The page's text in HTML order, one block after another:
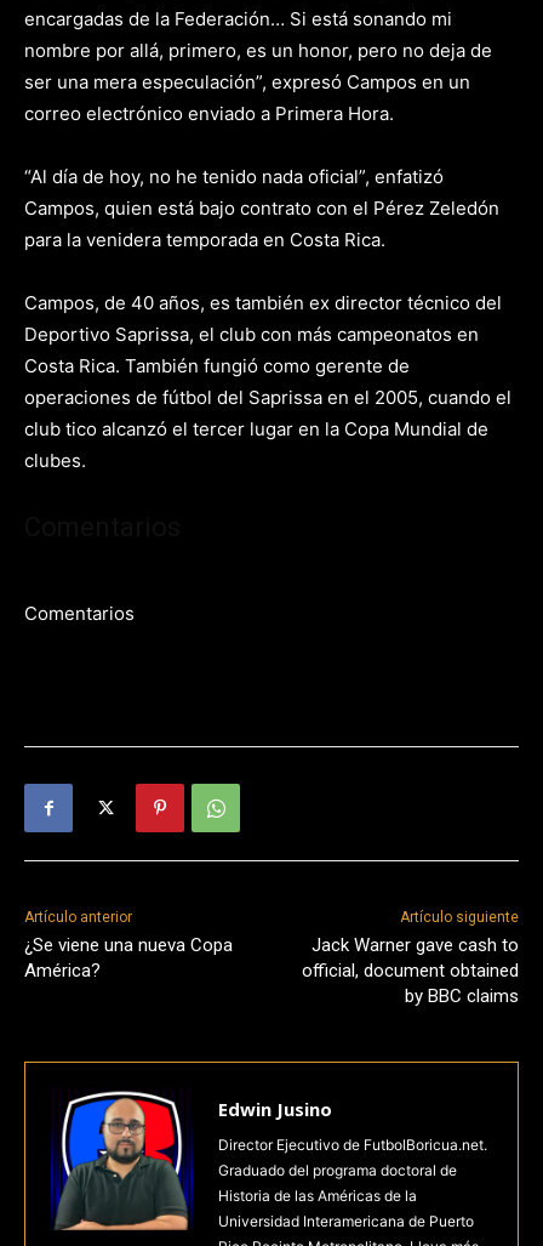
encargadas de la Federación… Si está sonando mi
nombre por allá, primero, es un honor, pero no deja de
ser una mera especulación”, expresó Campos en un
correo electrónico enviado a Primera Hora.
“Al día de hoy, no he tenido nada oficial”, enfatizó
Campos, quien está bajo contrato con el Pérez Zeledón
para la venidera temporada en Costa Rica.
Campos, de 40 años, es también ex director técnico del
Deportivo Saprissa, el club con más campeonatos en
Costa Rica. También fungió como gerente de
operaciones de fútbol del Saprissa en el 2005, cuando el
club tico alcanzó el tercer lugar en la Copa Mundial de
clubes.
Comentarios
Artículo anterior
¿Se viene una nueva Copa
América?
Artículo siguiente
Jack Warner gave cash to
official, document obtained
by BBC claims
Edwin Jusino
Director Ejecutivo de FutbolBoricua.net.
Graduado del programa doctoral de
Historia de las Américas de la
Universidad Interamericana de Puerto